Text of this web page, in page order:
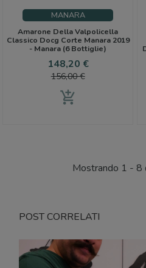
MANARA
Amarone Della Valpolicella
Classico Docg Corte Manara 2019
- Manara (6 Bottiglie)
Prezzo
148,20 €Prezzo
156,00 €
add_shopping_cart
Mostrando 1 - 8
POST CORRELATI